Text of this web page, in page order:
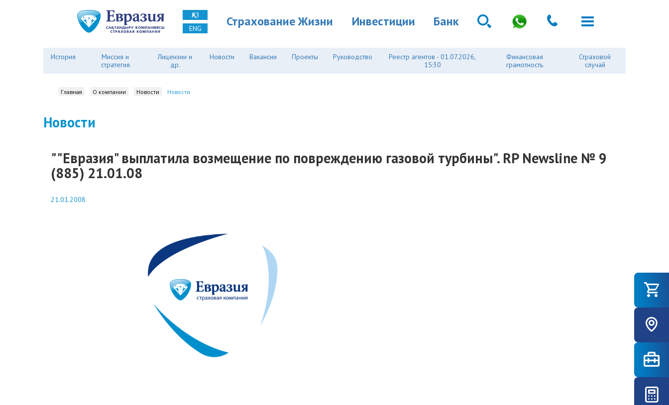
ҚАЗ
ENG
Страхование Жизни Инвестиции Банк
История
Миссия и
стратегия
Лицензии и
др.
Новости Вакансии Проекты Руководство
Реестр агентов - 01.07.2026,
15:30
Финансовая
грамотность
Страховой
случай
Главная О компании Новости Новости
Новости
""Евразия" выплатила возмещение по повреждению газовой турбины". RP Newsline № 9
(885) 21.01.08
21.01.2008